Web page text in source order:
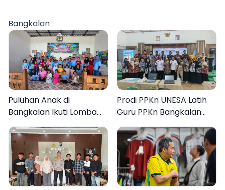
Bangkalan
Puluhan Anak di
Bangkalan Ikuti Lomba
Mewarnai Bertema
Liburan Keluarga
Prodi PPKn UNESA Latih
Guru PPKn Bangkalan
dengan Pembelajaran
Inovasi Teknologi